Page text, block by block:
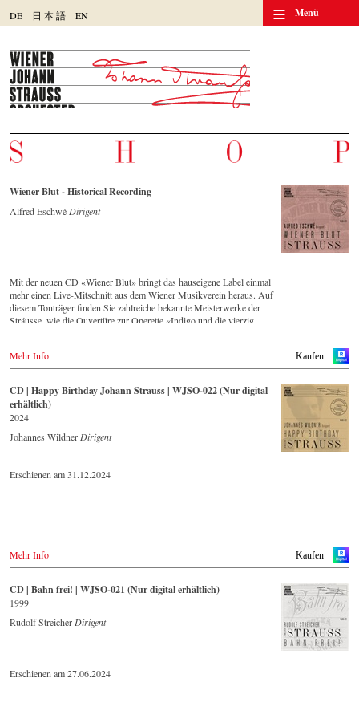
DE 日 本語 EN ≡ Menü
Wiener Blut - Historical Recording
Alfred Eschwé Dirigent
Mit der neuen CD «Wiener Blut» bringt das hauseigene Label einmal
mehr einen Live-Mitschnitt aus dem Wiener Musikverein heraus. Auf
diesem Tonträger finden Sie zahlreiche bekannte Meisterwerke der
Sträusse, wie die Ouvertüre zur Operette «Indigo und die vierzig
verfügbar.
Kaufen
Mehr Info
CD | Happy Birthday Johann Strauss | WJSO-022 (Nur digital
erhältlich)
2024
Johannes Wildner Dirigent
Erschienen am 31.12.2024
Kaufen
Mehr Info
CD | Bahn frei! | WJSO-021 (Nur digital erhältlich)
1999
Rudolf Streicher Dirigent
Erschienen am 27.06.2024